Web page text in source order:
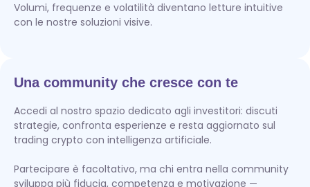
Volumi, frequenze e volatilità diventano letture intuitive
con le nostre soluzioni visive.
Una community che cresce con te
Accedi al nostro spazio dedicato agli investitori: discuti
strategie, confronta esperienze e resta aggiornato sul
trading crypto con intelligenza artificiale.
Partecipare è facoltativo, ma chi entra nella community
sviluppa più fiducia, competenza e motivazione —